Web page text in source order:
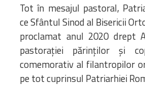
Tot în mesajul pastoral,
ce Sfântul Sinod al Bisericii
proclamat anul 2020 drept
pastoraţiei părinţilor şi
comemorativ al filantropilor
pe tot cuprinsul Patriarhiei